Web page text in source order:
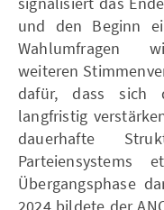
und den Beginn
Wahlumfragen
weiteren
dafür, dass sich
langfristig
dauerhafte
Übergangsphase
2024 bildete der